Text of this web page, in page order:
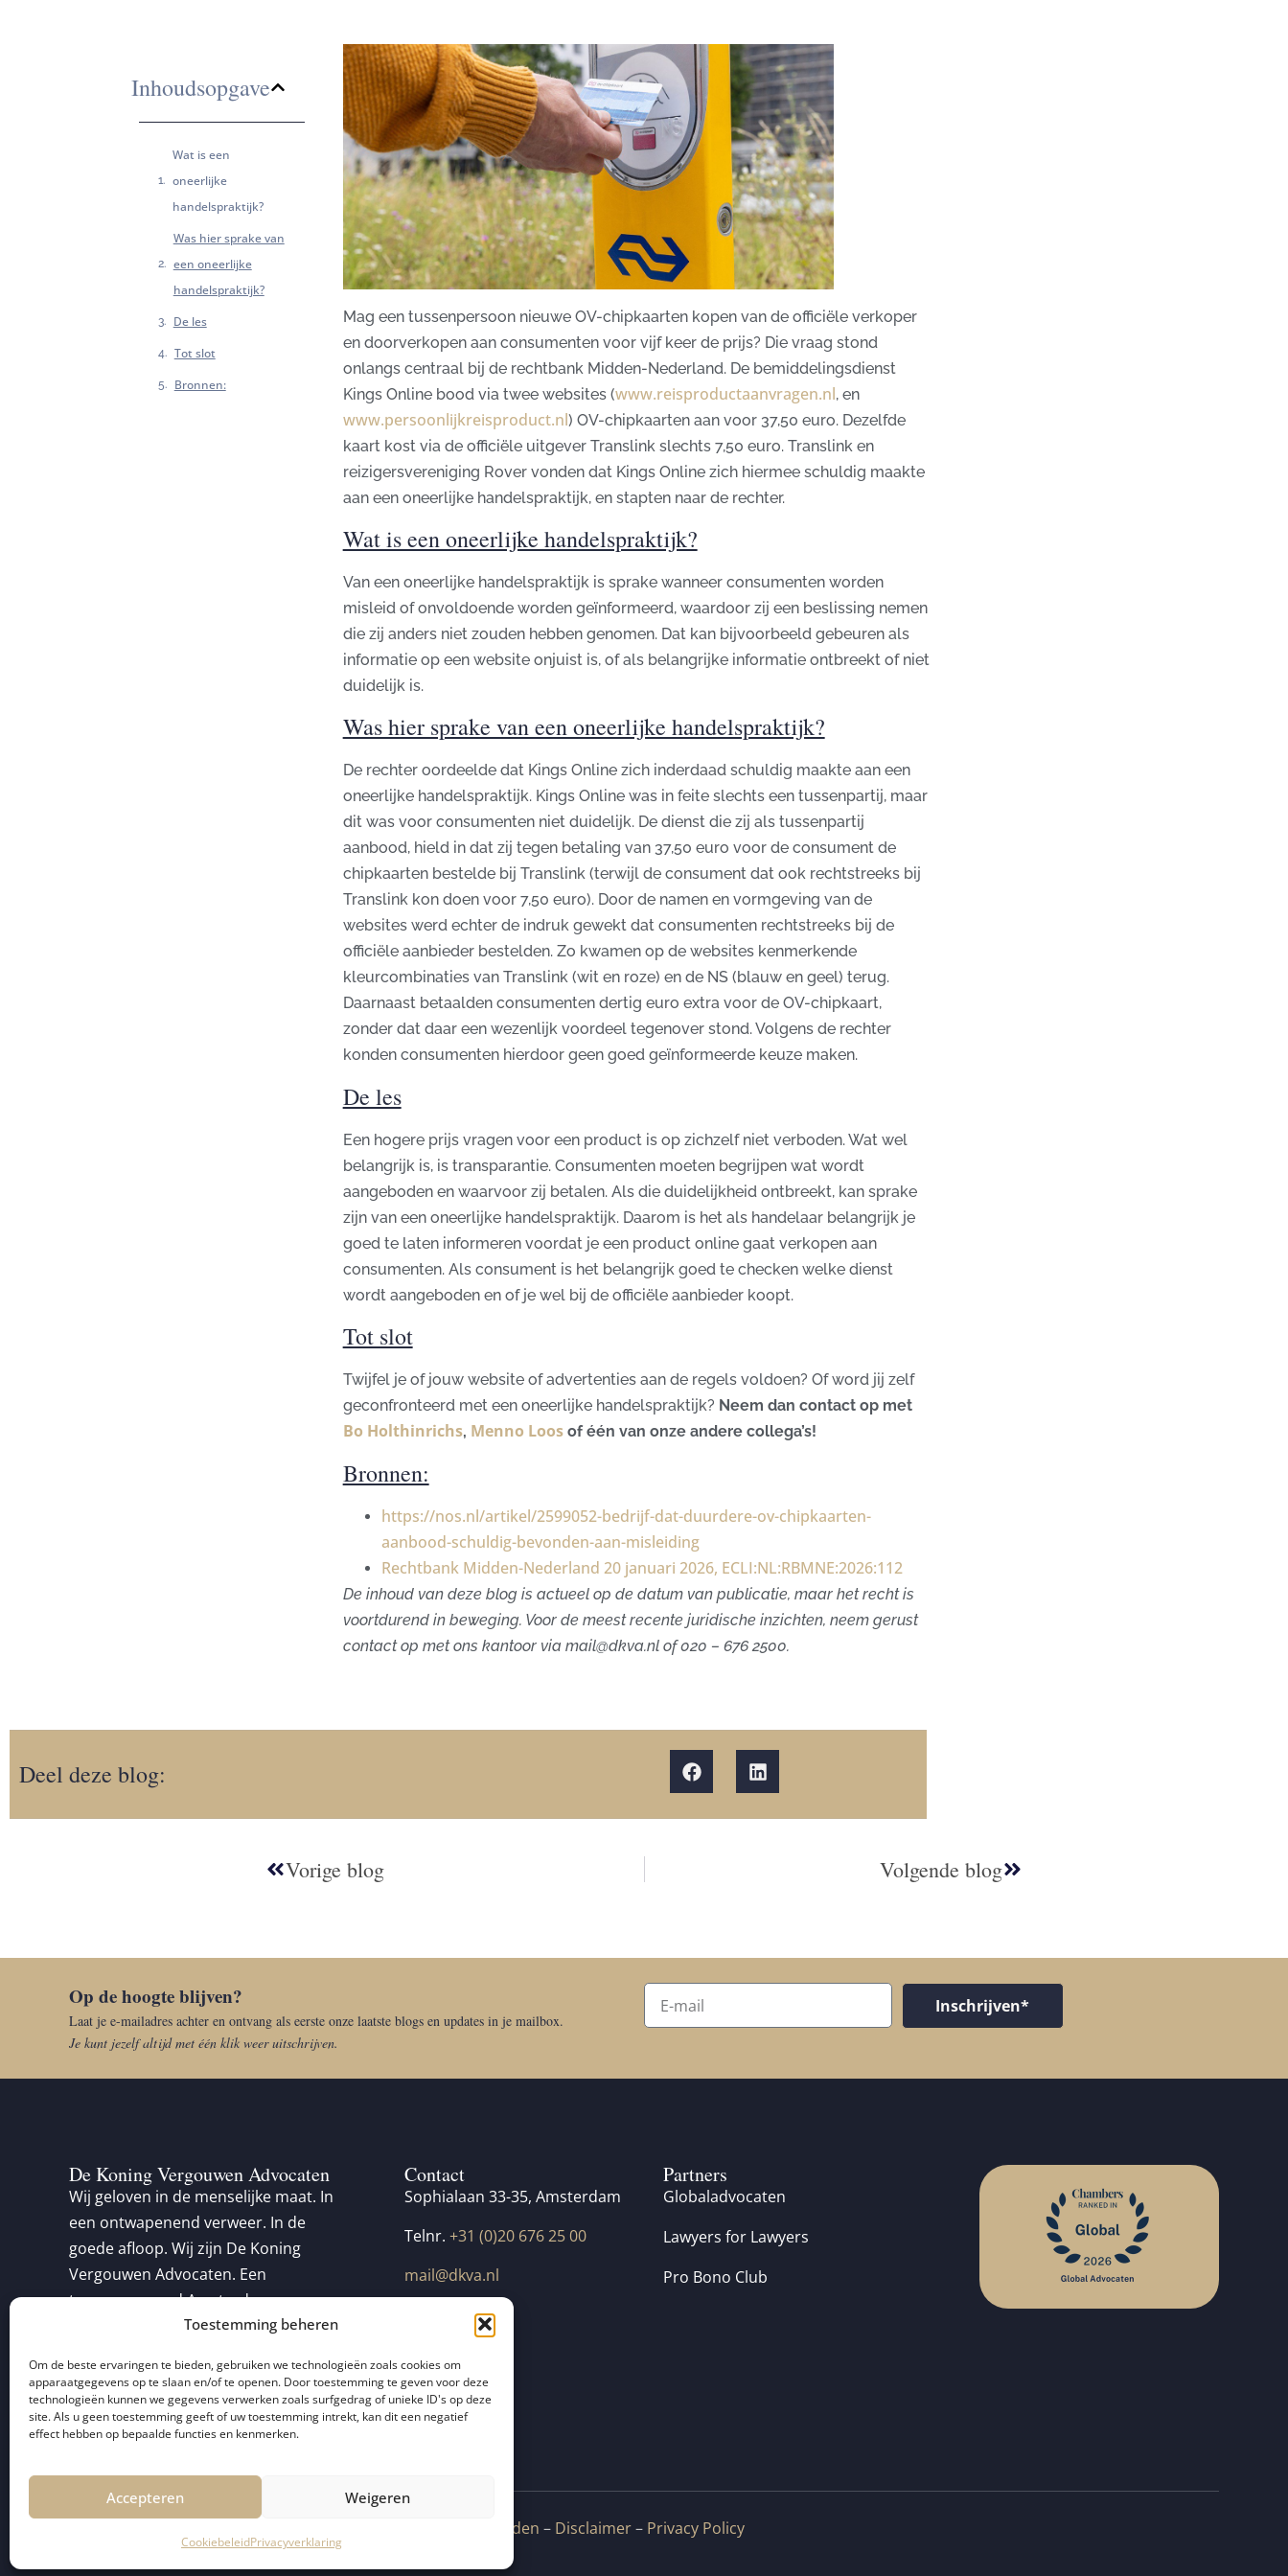
Toestemming beheren
Om de beste ervaringen te bieden, gebruiken we technologieën zoals cookies om
apparaatgegevens op te slaan en/of te openen. Door toestemming te geven voor deze
technologieën kunnen we gegevens verwerken zoals surfgedrag of unieke ID's op deze
site. Als u geen toestemming geeft of uw toestemming intrekt, kan dit een negatief
effect hebben op bepaalde functies en kenmerken.
Accepteren Weigeren
CookiebeleidPrivacyverklaring
Inhoudsopgave
Wat is een
oneerlijke
handelspraktijk?
Was hier sprake van
een oneerlijke
handelspraktijk?
De les
Tot slot
Bronnen:
​Mag een tussenpersoon nieuwe OV-chipkaarten kopen van de officiële verkoper
en doorverkopen aan consumenten voor vijf keer de prijs? Die vraag stond
onlangs centraal bij de rechtbank Midden-Nederland. De bemiddelingsdienst
Kings Online bood via twee websites (www.reisproductaanvragen.nl, en
www.persoonlijkreisproduct.nl) OV-chipkaarten aan voor 37,50 euro. Dezelfde
kaart kost via de officiële uitgever Translink slechts 7,50 euro. Translink en
reizigersvereniging Rover vonden dat Kings Online zich hiermee schuldig maakte
aan een oneerlijke handelspraktijk, en stapten naar de rechter.
Wat is een oneerlijke handelspraktijk?
Van een oneerlijke handelspraktijk is sprake wanneer consumenten worden
misleid of onvoldoende worden geïnformeerd, waardoor zij een beslissing nemen
die zij anders niet zouden hebben genomen. Dat kan bijvoorbeeld gebeuren als
informatie op een website onjuist is, of als belangrijke informatie ontbreekt of niet
duidelijk is.
Was hier sprake van een oneerlijke handelspraktijk?
De rechter oordeelde dat Kings Online zich inderdaad schuldig maakte aan een
oneerlijke handelspraktijk. Kings Online was in feite slechts een tussenpartij, maar
dit was voor consumenten niet duidelijk. De dienst die zij als tussenpartij
aanbood, hield in dat zij tegen betaling van 37,50 euro voor de consument de
chipkaarten bestelde bij Translink (terwijl de consument dat ook rechtstreeks bij
Translink kon doen voor 7,50 euro). Door de namen en vormgeving van de
websites werd echter de indruk gewekt dat consumenten rechtstreeks bij de
officiële aanbieder bestelden. Zo kwamen op de websites kenmerkende
kleurcombinaties van Translink (wit en roze) en de NS (blauw en geel) terug.
Daarnaast betaalden consumenten dertig euro extra voor de OV-chipkaart,
zonder dat daar een wezenlijk voordeel tegenover stond. Volgens de rechter
konden consumenten hierdoor geen goed geïnformeerde keuze maken.
De les
Een hogere prijs vragen voor een product is op zichzelf niet verboden. Wat wel
belangrijk is, is transparantie. Consumenten moeten begrijpen wat wordt
aangeboden en waarvoor zij betalen. Als die duidelijkheid ontbreekt, kan sprake
zijn van een oneerlijke handelspraktijk. Daarom is het als handelaar belangrijk je
goed te laten informeren voordat je een product online gaat verkopen aan
consumenten. Als consument is het belangrijk goed te checken welke dienst
wordt aangeboden en of je wel bij de officiële aanbieder koopt.
Tot slot
Twijfel je of jouw website of advertenties aan de regels voldoen? Of word jij zelf
geconfronteerd met een oneerlijke handelspraktijk? Neem dan contact op met
Bo Holthinrichs, Menno Loosof één van onze andere collega’s!
Bronnen:
https://nos.nl/artikel/2599052-bedrijf-dat-duurdere-ov-chipkaarten-
aanbood-schuldig-bevonden-aan-misleiding
Rechtbank Midden-Nederland 20 januari 2026, ECLI:NL:RBMNE:2026:112
De inhoud van deze blog is actueel op de datum van publicatie, maar het recht is
voortdurend in beweging. Voor de meest recente juridische inzichten, neem gerust
contact op met ons kantoor via mail@dkva.nlof 020 – 676 2500.
Deel deze blog:
Vorige blog Volgende blog
Op de hoogte blijven?
Laat je e-mailadres achter en ontvang als eerste onze laatste blogs en updates in je mailbox.
Je kunt jezelf altijd met één klik weer uitschrijven.
Inschrijven*
De Koning Vergouwen Advocaten
Wij geloven in de menselijke maat. In
een ontwapenend verweer. In de
goede afloop. Wij zijn De Koning
Vergouwen Advocaten. Een
toonaangevend Amsterdams
fullservice advocatenkantoor zonder
Contact
Sophialaan 33-35, Amsterdam
Telnr. +31 (0)20 676 25 00
mail@dkva.nl
Partners
Globaladvocaten
Lawyers for Lawyers
Pro Bono Club
Algemene Voorwaarden – Disclaimer– Privacy Policy